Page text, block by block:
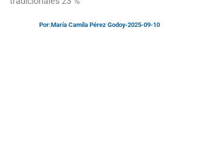
Por:María Camila Pérez Godoy-2025-09-10